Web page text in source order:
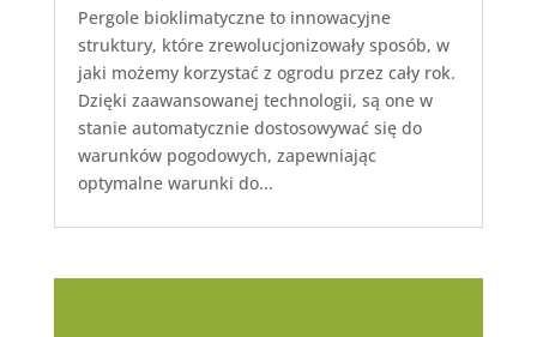
Pergole bioklimatyczne to innowacyjne
struktury, które zrewolucjonizowały sposób, w
jaki możemy korzystać z ogrodu przez cały rok.
Dzięki zaawansowanej technologii, są one w
stanie automatycznie dostosowywać się do
warunków pogodowych, zapewniając
optymalne warunki do...